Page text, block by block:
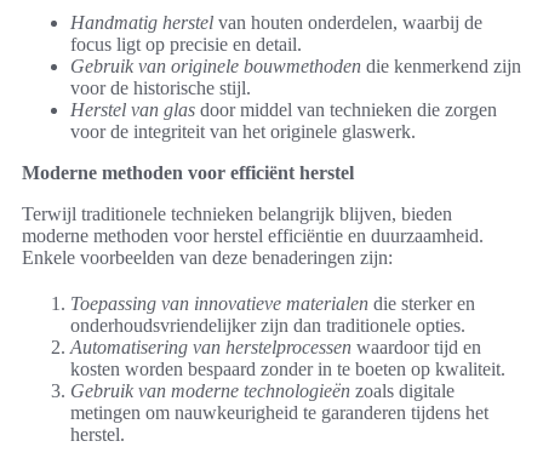
Handmatig herstel van houten onderdelen, waarbij de
focus ligt op precisie en detail.
Gebruik van originele bouwmethoden die kenmerkend zijn
voor de historische stijl.
Herstel van glas door middel van technieken die zorgen
voor de integriteit van het originele glaswerk.
Moderne methoden voor efficiënt herstel
Terwijl traditionele technieken belangrijk blijven, bieden
moderne methoden voor herstel efficiëntie en duurzaamheid.
Enkele voorbeelden van deze benaderingen zijn:
Toepassing van innovatieve materialen die sterker en
onderhoudsvriendelijker zijn dan traditionele opties.
Automatisering van herstelprocessen waardoor tijd en
kosten worden bespaard zonder in te boeten op kwaliteit.
Gebruik van moderne technologieën zoals digitale
metingen om nauwkeurigheid te garanderen tijdens het
herstel.